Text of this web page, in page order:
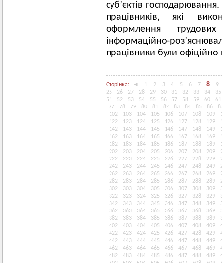
суб’єктів
працівників, які
оформлення
інформаційно-
працівники були
Сторінка: ◄ 1 2 3 4 5 6 7 8
9
25
26 27 28 29 30 31 32 33 34
35
51
52 53 54 55 56 57 58 59 60
61
77
78 79 80 81 82 83 84 85 86
102
103 104 105 106 107 108 109
122
123 124 125 126 127 128 129
142
143 144 145 146 147 148 149
162
163 164 165 166 167 168 169
182
183 184 185 186 187 188 189
202
203 204 205 206 207 208 209
222
223 224 225 226 227 228 229
242
243 244 245 246 247 248 249
262
263 264 265 266 267 268 269
282
283 284 285 286 287 288 289
302
303 304 305 306 307 308 309
322
323 324 325 326 327 328 329
342
343 344 345 346 347 348 349
362
363 364 365 366 367 368 369
382
383 384 385 386 387 388 389
402
403 404 405 406 407 408 409
422
423 424 425 426 427 428 429
442
443 444 445 446 447 448 449
462
463 464 465 466 467 468 469
482
483 484 485 486 487 488 489